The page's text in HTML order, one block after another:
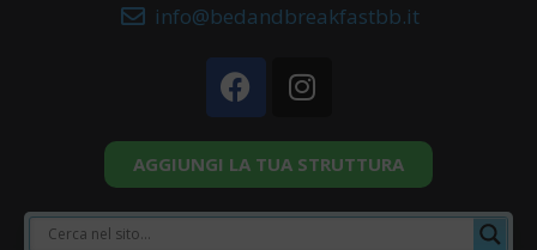
info@bedandbreakfastbb.it
AGGIUNGI LA TUA STRUTTURA